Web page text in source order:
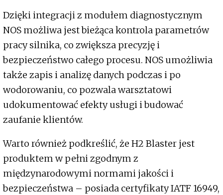
Dzięki integracji z modułem diagnostycznym
NOS możliwa jest bieżąca kontrola parametrów
pracy silnika, co zwiększa precyzję i
bezpieczeństwo całego procesu. NOS umożliwia
także zapis i analizę danych podczas i po
wodorowaniu, co pozwala warsztatowi
udokumentować efekty usługi i budować
zaufanie klientów.
Warto również podkreślić, że H2 Blaster jest
produktem w pełni zgodnym z
międzynarodowymi normami jakości i
bezpieczeństwa – posiada certyfikaty IATF 16949,